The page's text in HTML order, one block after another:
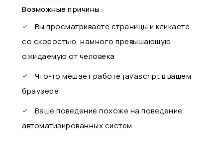
Возможные причины:
Вы просматриваете страницы и кликаете
со скоростью, намного превышающую
ожидаемую от человека
Что-то мешает работе javascript в вашем
браузере
Ваше поведение похоже на поведение
автоматизированных систем